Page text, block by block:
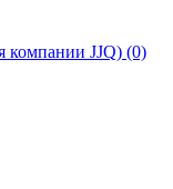
компании JJQ) (0)